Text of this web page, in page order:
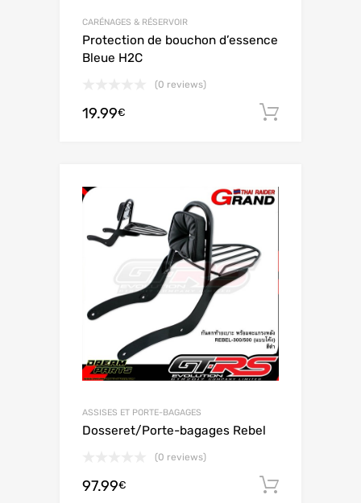
CARÉNAGES & RÉSERVOIR
Protection de bouchon d’essence
Bleue H2C
(0 reviews)
19.99€
ASSISES ET PORTE-BAGAGES
Dosseret/Porte-bagages Rebel
(0 reviews)
97.99€